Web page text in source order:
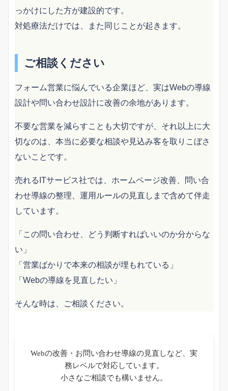
っかけにした方が建設的です。
対処療法だけでは、また同じことが起きます。
ご相談ください
フォーム営業に悩んでいる企業ほど、実はWebの導線
設計や問い合わせ設計に改善の余地があります。
不要な営業を減らすことも大切ですが、それ以上に大
切なのは、本当に必要な相談や見込み客を取りこぼさ
ないことです。
売れるITサービス社では、ホームページ改善、問い合
わせ導線の整理、運用ルールの見直しまで含めて伴走
しています。
「この問い合わせ、どう判断すればいいのか分からな
い」
「営業ばかりで本来の相談が埋もれている」
「Webの導線を見直したい」
そんな時は、ご相談ください。
Webの改善・お問い合わせ導線の見直しなど、実
務レベルで対応しています。
小さなご相談でも構いません。